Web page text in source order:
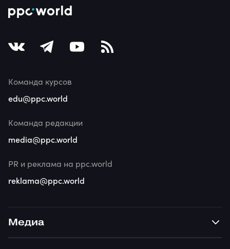
Медиа
Команда курсов
edu@ppc.world
Команда редакции
media@ppc.world
PR и реклама на ppc.world
reklama@ppc.world